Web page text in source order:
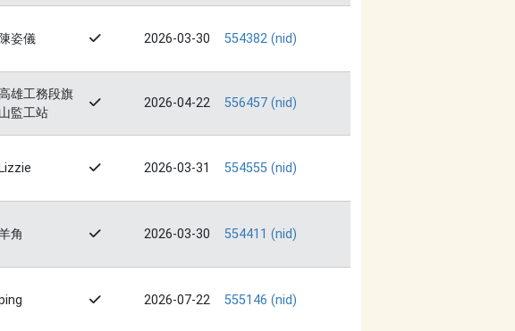
陳姿儀 2026-03-30 554382 (nid)
雄工務段旗
山監工站
2026-04-22 556457 (nid)
Lizzie 2026-03-31 554555 (nid)
角 2026-03-30 554411 (nid)
2026-07-22 555146 (nid)